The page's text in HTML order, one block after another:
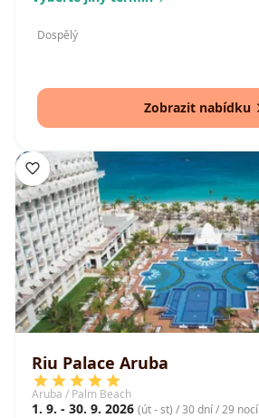
Dospělý
Zobrazit nabídku
Riu Palace Aruba
Aruba / Palm Beach
1. 9. - 30. 9. 2026 (út - st) / 30 dní / 29 nocí